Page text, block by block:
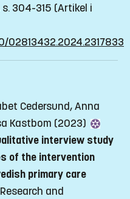
s. 304-315 (Artikel i
02813432.2024.2317833
Cedersund, Anna
Kastbom (2023)
interview study
of the intervention
primary care
and